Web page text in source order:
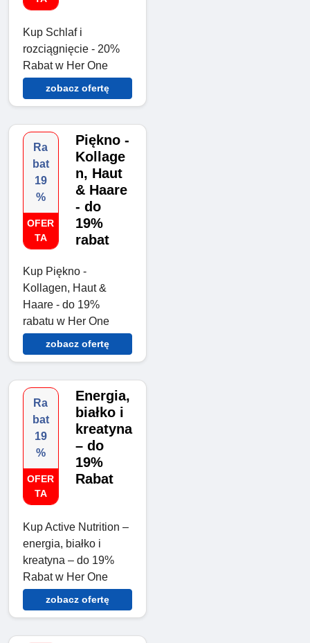
Kup Schlaf i
rozciągnięcie - 20%
Rabat w Her One
zobacz ofertę
Ra
bat
19
%
OFER
TA
Piękno -
Kollage
n, Haut
& Haare
- do
19%
rabat
Kup Piękno -
Kollagen, Haut &
Haare - do 19%
rabatu w Her One
zobacz ofertę
Ra
bat
19
%
OFER
TA
Energia,
białko i
kreatyna
– do
19%
Rabat
Kup Active Nutrition –
energia, białko i
kreatyna – do 19%
Rabat w Her One
zobacz ofertę